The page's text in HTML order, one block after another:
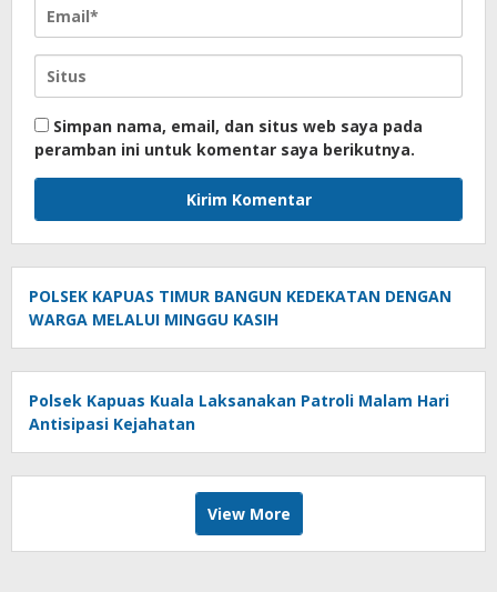
Simpan nama, email, dan situs web saya pada
peramban ini untuk komentar saya berikutnya.
POLSEK KAPUAS TIMUR BANGUN KEDEKATAN DENGAN
WARGA MELALUI MINGGU KASIH
Polsek Kapuas Kuala Laksanakan Patroli Malam Hari
Antisipasi Kejahatan
View More